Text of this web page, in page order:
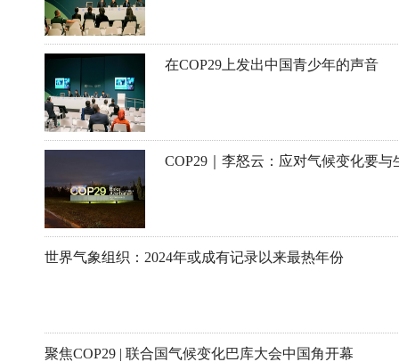
在COP29上发出中国青少年的声音
世界气象组织：2024年或成有记录以来最热年份
聚焦COP29 | 联合国气候变化巴库大会中国角开幕